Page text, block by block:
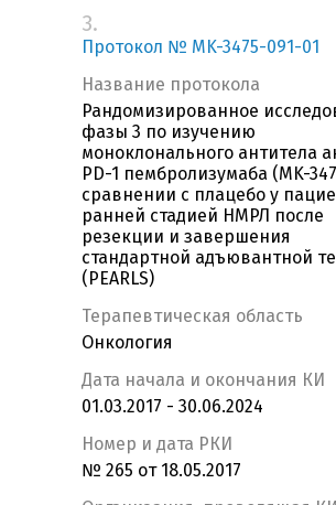
3.
Протокол № MK-3475-091-01
Название протокола
Рандомизированное
фазы 3 по изучению
моноклонального антитела
PD-1 пембролизумаба (MK-
сравнении с плацебо у
ранней стадией НМРЛ после
резекции и завершения
стандартной адъювантной
(PEARLS)
Терапевтическая область
Онкология
Дата начала и окончания КИ
01.03.2017 - 30.06.2024
Номер и дата РКИ
№ 265 от 18.05.2017